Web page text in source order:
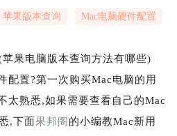
苹果版本查询 Mac电脑硬件配置
果电脑版本查询方法有哪些)
配置?第一次购买Mac电脑的用
太熟悉,如果需要查看自己的Mac
,下面果邦阁 的小编教Mac新用